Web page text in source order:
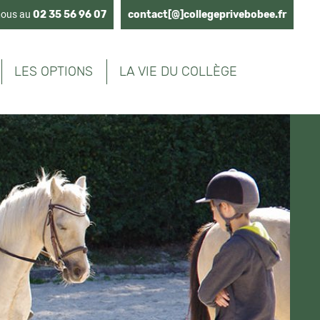
contact[@]collegeprivebobee.fr
au 02 35 56 96 07
LES OPTIONS LA VIE DU COLLÈGE